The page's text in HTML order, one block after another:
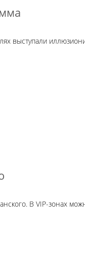
выступали
В VIP-зонах